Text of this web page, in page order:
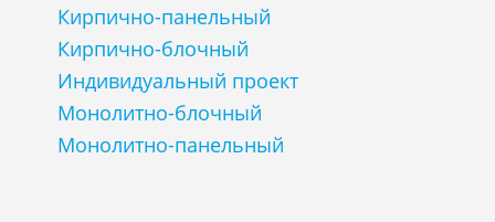
Кирпично-панельный
Кирпично-блочный
Индивидуальный проект
Монолитно-блочный
Монолитно-панельный